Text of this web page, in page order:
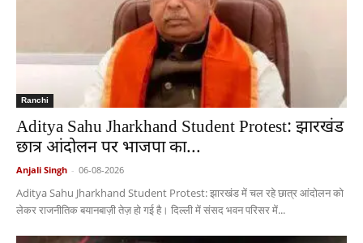
Ranchi
Aditya Sahu Jharkhand Student Protest: झारखंड
छात्र आंदोलन पर भाजपा का...
Anjali Singh - 06-08-2026
Aditya Sahu Jharkhand Student Protest: झारखंड में चल रहे छात्र आंदोलन को
लेकर राजनीतिक बयानबाज़ी तेज़ हो गई है। दिल्ली में संसद भवन परिसर में...